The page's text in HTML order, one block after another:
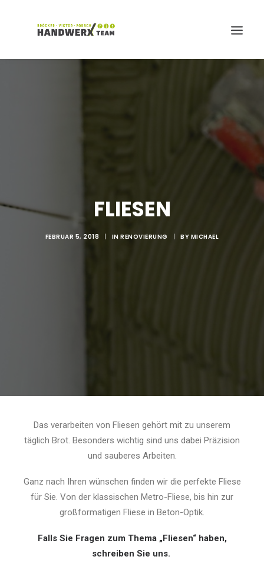
FLIESEN
FEBRUAR 5, 2018 | INRENOVIERUNG | BY MICHAEL
Das verarbeiten von Fliesen gehört mit zu unserem
täglich Brot. Besonders wichtig sind uns dabei Präzision
und sauberes Arbeiten.
Ganz nach Ihren wünschen finden wir die perfekte Fliese
für Sie. Von der klassischen Metro-Fliese, bis hin zur
großformatigen Fliese in Beton-Optik.
Falls Sie Fragen zum Thema „Fliesen“ haben,
schreiben Sie uns.